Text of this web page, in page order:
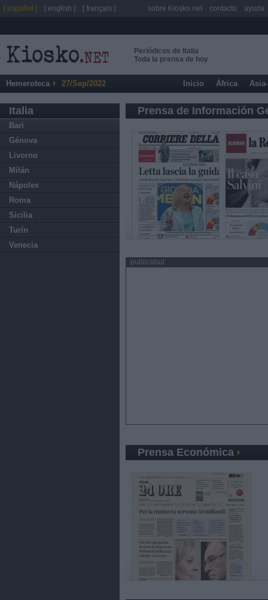
Periódicos de Italia
Toda la prensa de hoy
Hemeroteca 27/Sep/2022 Inicio África
Italia
Bari
Génova
Livorno
Milán
Nápoles
Roma
Sicilia
Turín
Venecia
Prensa de Información
publicidad
Prensa Económica
[ español ] [ english ] [ français ] sobre Kiosko.net contacto ayuda